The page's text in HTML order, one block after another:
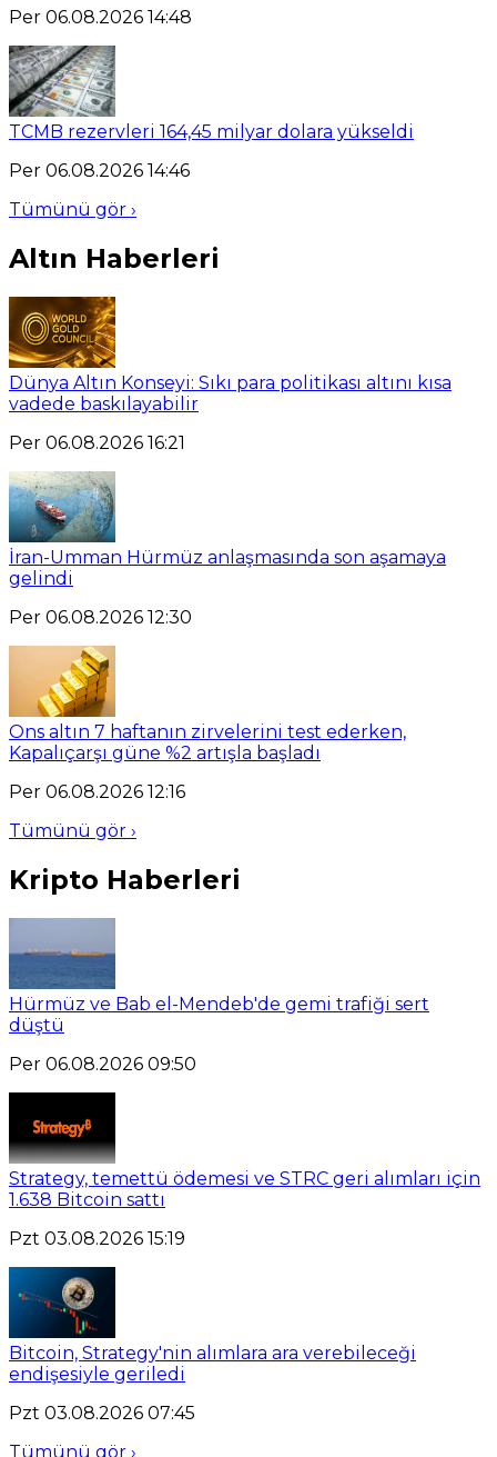
Per 06.08.2026 14:48
TCMB rezervleri 164,45 milyar dolara yükseldi
Per 06.08.2026 14:46
Tümünü gör ›
Altın Haberleri
Dünya Altın Konseyi: Sıkı para politikası altını kısa
vadede baskılayabilir
Per 06.08.2026 16:21
İran-Umman Hürmüz anlaşmasında son aşamaya
gelindi
Per 06.08.2026 12:30
Ons altın 7 haftanın zirvelerini test ederken,
Kapalıçarşı güne %2 artışla başladı
Per 06.08.2026 12:16
Tümünü gör ›
Kripto Haberleri
Hürmüz ve Bab el-Mendeb'de gemi trafiği sert
düştü
Per 06.08.2026 09:50
Strategy, temettü ödemesi ve STRC geri alımları için
1.638 Bitcoin sattı
Pzt 03.08.2026 15:19
Bitcoin, Strategy'nin alımlara ara verebileceği
endişesiyle geriledi
Pzt 03.08.2026 07:45
Tümünü gör ›